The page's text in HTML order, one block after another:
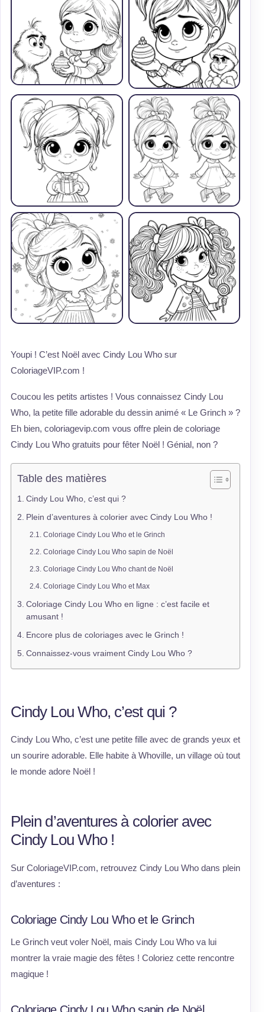
Youpi ! C’est Noël avec Cindy Lou Who sur
ColoriageVIP.com !
Coucou les petits artistes ! Vous connaissez Cindy Lou
Who, la petite fille adorable du dessin animé « Le Grinch » ?
Eh bien, coloriagevip.com vous offre plein de coloriage
Cindy Lou Who gratuits pour fêter Noël ! Génial, non ?
Table des matières
Cindy Lou Who, c’est qui ?
Plein d’aventures à colorier avec Cindy Lou Who !
Coloriage Cindy Lou Who et le Grinch
Coloriage Cindy Lou Who sapin de Noël
Coloriage Cindy Lou Who chant de Noël
Coloriage Cindy Lou Who et Max
Coloriage Cindy Lou Who en ligne : c’est facile et
amusant !
Encore plus de coloriages avec le Grinch !
Connaissez-vous vraiment Cindy Lou Who ?
Cindy Lou Who, c’est qui ?
Cindy Lou Who, c’est une petite fille avec de grands yeux et
un sourire adorable. Elle habite à Whoville, un village où tout
le monde adore Noël !
Plein d’aventures à colorier avec
Cindy Lou Who !
Sur ColoriageVIP.com, retrouvez Cindy Lou Who dans plein
d’aventures :
Coloriage Cindy Lou Who et le Grinch
Le Grinch veut voler Noël, mais Cindy Lou Who va lui
montrer la vraie magie des fêtes ! Coloriez cette rencontre
magique !
Coloriage Cindy Lou Who sapin de Noël